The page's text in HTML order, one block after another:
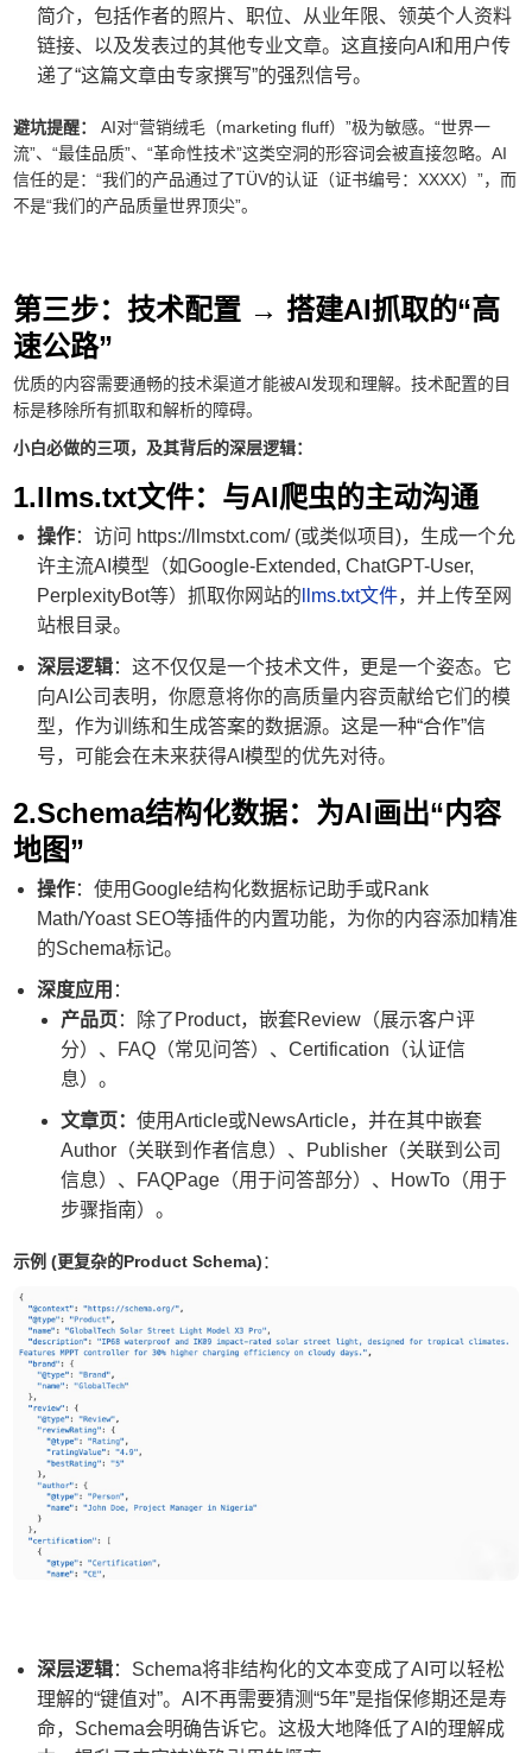
简介，包括作者的照片、职位、从业年限、领英个人资料
链接、以及发表过的其他专业文章。这直接向AI和用户传
递了“这篇文章由专家撰写”的强烈信号。
避坑提醒：
AI对“营销绒毛（marketing fluff）”极为敏感。“世界一
流”、“最佳品质”、“革命性技术”这类空洞的形容词会被直接忽略。AI
信任的是：“我们的产品通过了TÜV的认证（证书编号：XXXX）”，而
不是“我们的产品质量世界顶尖”。
第三步：技术配置 → 搭建AI抓取的“高
速公路”
优质的内容需要通畅的技术渠道才能被AI发现和理解。技术配置的目
标是移除所有抓取和解析的障碍。
小白必做的三项，及其背后的深层逻辑：
1.llms.txt文件：与AI爬虫的主动沟通
操作：访问 https://llmstxt.com/ (或类似项目)，生成一个允
许主流AI模型（如Google-Extended, ChatGPT-User,
PerplexityBot等）抓取你网站的 llms.txt文件，并上传至网
站根目录。
深层逻辑：这不仅仅是一个技术文件，更是一个姿态。它
向AI公司表明，你愿意将你的高质量内容贡献给它们的模
型，作为训练和生成答案的数据源。这是一种“合作”信
号，可能会在未来获得AI模型的优先对待。
2.Schema结构化数据：为AI画出“内容
地图”
操作：使用Google结构化数据标记助手或Rank
Math/Yoast SEO等插件的内置功能，为你的内容添加精准
的Schema标记。
深度应用 ：
产品页 ：除了Product，嵌套Review（展示客户评
分）、FAQ（常见问答）、Certification（认证信
息）。
文章页：使用Article或NewsArticle，并在其中嵌套
Author（关联到作者信息）、Publisher（关联到公司
信息）、FAQPage（用于问答部分）、HowTo（用于
步骤指南）。
示例 (更复杂的Product Schema)：
深层逻辑：Schema将非结构化的文本变成了AI可以轻松
理解的“键值对”。AI不再需要猜测“5年”是指保修期还是寿
命，Schema会明确告诉它。这极大地降低了AI的理解成